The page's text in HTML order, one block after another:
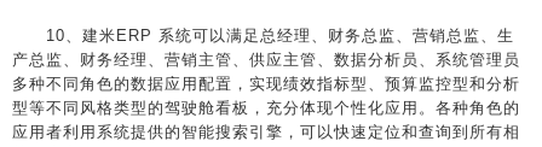
10、建米ERP 系统可以满足总经理、财务总监、营销总监、生
产总监、财务经理、营销主管、供应主管、数据分析员、系统管理员
多种不同角色的数据应用配置，实现绩效指标型、预算监控型和分析
型等不同风格类型的驾驶舱看板，充分体现个性化应用。各种角色的
应用者利用系统提供的智能搜索引擎，可以快速定位和查询到所有相